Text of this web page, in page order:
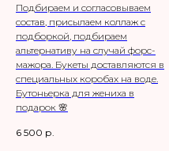
Подбираем и согласовываем
состав, присылаем коллаж с
подборкой, подбираем
альтернативу на случай форс-
мажора. Букеты доставляются в
специальных коробах на воде.
Бутоньерка для жениха в
подарок 🌸
6 500 р.